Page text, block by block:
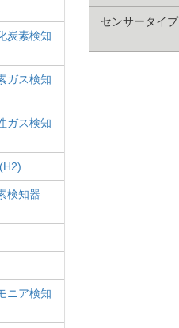
センサータイプ
炭素検知
ガス検知
ガス検知
検知器
ニア検知